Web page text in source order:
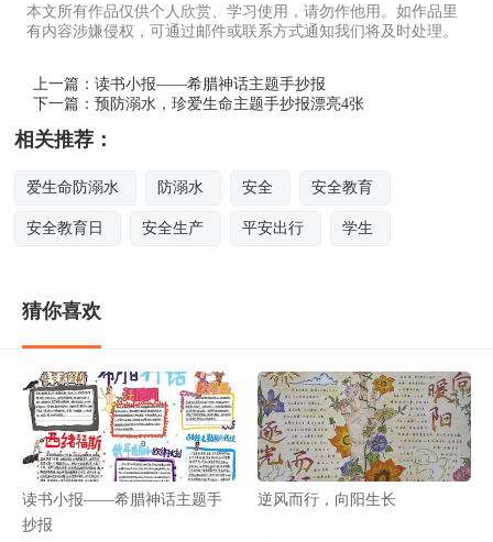
本文所有作品仅供个人欣赏、学习使用，请勿作他用。如作品里
有内容涉嫌侵权，可通过邮件或联系方式通知我们将及时处理。
上一篇：读书小报——希腊神话主题手抄报
下一篇：预防溺水，珍爱生命主题手抄报漂亮4张
相关推荐：
爱生命防溺水 防溺水 安全 安全教育
安全教育日 安全生产 平安出行 学生
猜你喜欢
读书小报——希腊神话主题手
抄报
逆风而行，向阳生长